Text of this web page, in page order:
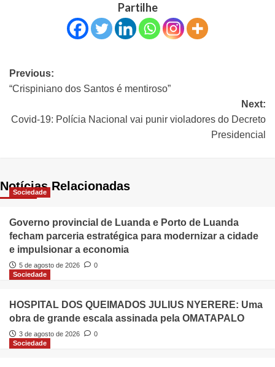
Partilhe
Previous:
“Crispiniano dos Santos é mentiroso”
Next:
Covid-19: Polícia Nacional vai punir violadores do Decreto
Presidencial
Notícias Relacionadas
Sociedade
Governo provincial de Luanda e Porto de Luanda
fecham parceria estratégica para modernizar a cidade
e impulsionar a economia
5 de agosto de 2026
0
Sociedade
HOSPITAL DOS QUEIMADOS JULIUS NYERERE: Uma
obra de grande escala assinada pela OMATAPALO
3 de agosto de 2026
0
Sociedade